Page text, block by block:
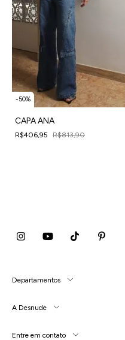
-50%
CAPA ANA
R$406,95 R$813,90
Departamentos
A Desnude
Entre em contato